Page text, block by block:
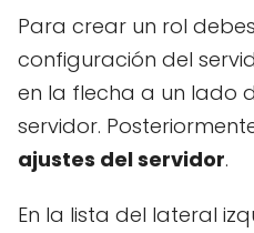
Para crear un rol
configuración del
en la flecha a un lado
servidor.
ajustes del servidor.
En la lista del lateral